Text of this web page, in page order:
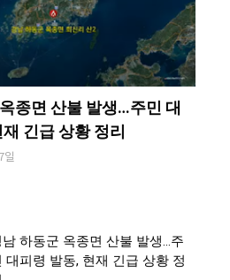
종면 산불 발생…주민 대
긴급 상황 정리
남 하동군 옥종면 산불 발생…주
대피령 발동, 현재 긴급 상황 정